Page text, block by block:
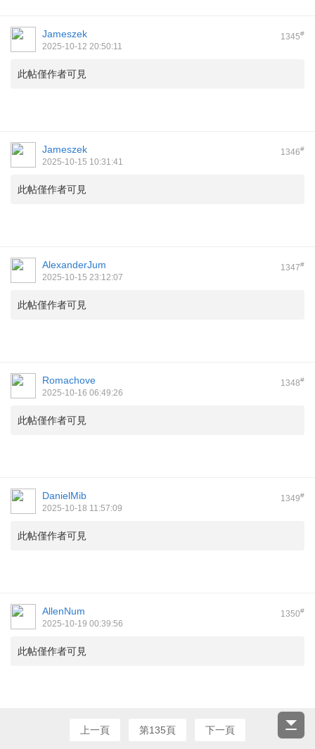
1345#
Jameszek
2025-10-12 20:50:11
此帖僅作者可見
1346#
Jameszek
2025-10-15 10:31:41
此帖僅作者可見
1347#
AlexanderJum
2025-10-15 23:12:07
此帖僅作者可見
1348#
Romachove
2025-10-16 06:49:26
此帖僅作者可見
1349#
DanielMib
2025-10-18 11:57:09
此帖僅作者可見
1350#
AllenNum
2025-10-19 00:39:56
此帖僅作者可見
上一頁 第135頁 下一頁